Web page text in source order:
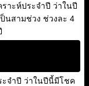
าะห์ประจำปี ว่าในปี
นสามช่วง ช่วงละ 4
ะจำปี ว่าในปีนี้มีโชค